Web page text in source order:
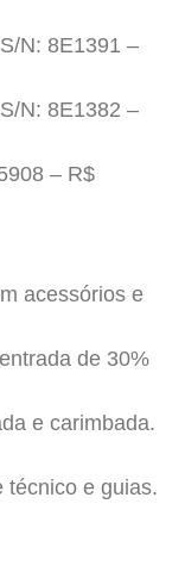
N: 8E1391 –
N: 8E1382 –
– R$
acessórios e
de 30%
e carimbada.
técnico e guias.